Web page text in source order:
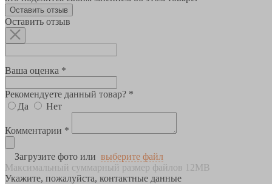
Оставить отзыв
Оставить отзыв
Ваша оценка *
Рекомендуете данный товар? *
Да
Нет
Комментарии *
Загрузите фото или выберите файл
Максимальный суммарный размер файлов 12MB
Укажите, пожалуйста, контактные данные